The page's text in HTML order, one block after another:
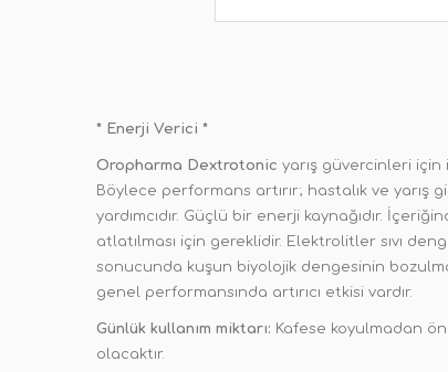
* Enerji Verici *
Oropharma Dextrotonic yarış güvercinleri
Böylece performans artırır; hastalık ve
yardımcıdır. Güçlü bir enerji kaynağıdır.
atlatılması için gereklidir. Elektrolitler sıvı
sonucunda kuşun biyolojik dengesinin
genel performansında artırıcı etkisi vardır.
Günlük kullanım miktarı: Kafese koyulmadan
olacaktır.